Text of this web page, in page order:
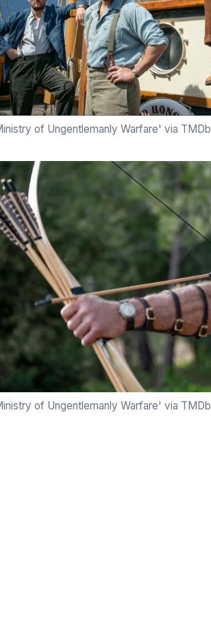
of Ungentlemanly Warfare' via TMDb
of Ungentlemanly Warfare' via TMDb